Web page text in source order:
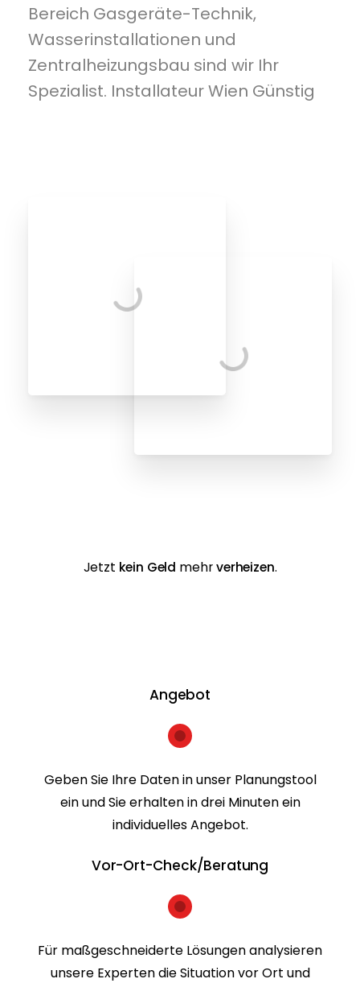
Bereich Gasgeräte-Technik,
Wasserinstallationen und
Zentralheizungsbau sind wir Ihr
Spezialist. Installateur Wien Günstig
Jetzt kein Geld mehrverheizen.
Angebot
Geben Sie Ihre Daten in unser Planungstool
ein und Sie erhalten in drei Minuten ein
individuelles Angebot.
Vor-Ort-Check/Beratung
Für maßgeschneiderte Lösungen analysieren
unsere Experten die Situation vor Ort und